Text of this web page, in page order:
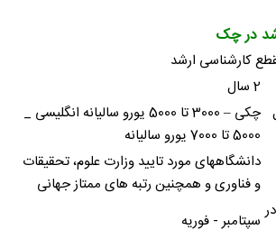
در چک
کارشناسی ارشد
2 سال
چکی – 3000 تا 5000 یورو سالیانه انگلیسی _
5000 تا 7000 یورو سالیانه
دانشگاههای مورد تایید وزارت علوم، تحقیقات
و فناوری و همچنین رتبه های ممتاز جهانی
سپتامبر - فوریه